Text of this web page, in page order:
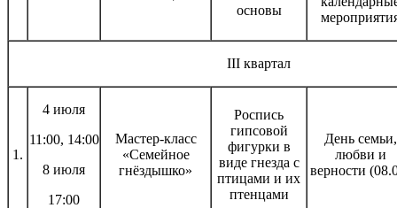
основы
III квартал
1.
4 июля
11:00, 14:00
8 июля
17:00
Мастер-класс
«Семейное
гнёздышко»
Роспись
гипсовой
фигурки в
виде гнезда с
птицами и их
птенцами
День семьи,
любви и
верности